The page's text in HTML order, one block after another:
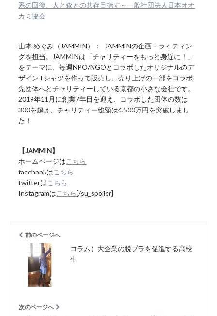
系の回復、人と森との共存目指す～一般社団法人日本オオ
カミ協会
山本 めぐみ（JAMMIN）： JAMMINの企画・ライティン
グを担当。JAMMINは「チャリティーをもっと身近に！」
をテーマに、毎週NPO/NGOとコラボしたオリジナルのデ
ザインTシャツを作って販売し、売り上げの一部をコラボ
先団体へとチャリティーしている京都の小さな会社です。
2019年11月に創業7年目を迎え、コラボした団体の数は
300を超え、チャリティー総額は4,500万円を突破しまし
た！
【JAMMIN】
ホームページはこちら
facebookはこちら
twitterはこちら
Instagramはこちら[/su_spoiler]
前のページへ
コラム）大企業の脱プラを促進する高校
生
次のページへ